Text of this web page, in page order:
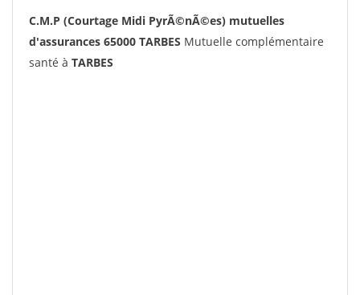
C.M.P (Courtage Midi PyrÃ©nÃ©es) mutuelles
d'assurances 65000 TARBES Mutuelle complémentaire
santé à TARBES